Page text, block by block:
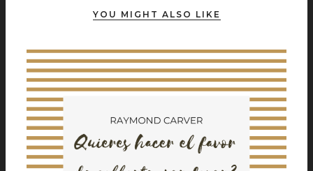
YOU MIGHT ALSO LIKE